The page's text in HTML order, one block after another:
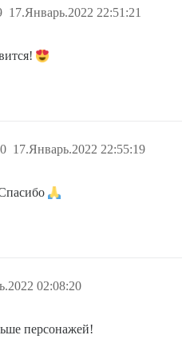
17.Январь.2022 22:51:21
17.Январь.2022 22:55:19
02:08:20
персонажей!